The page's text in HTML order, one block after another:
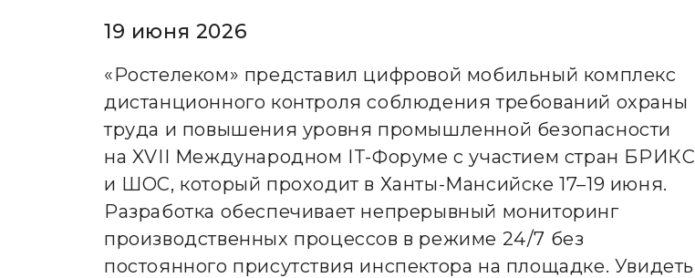
19 июня 2026
«Ростелеком» представил цифровой мобильный комплекс
дистанционного контроля соблюдения требований охраны
труда и повышения уровня промышленной безопасности
на XVII Международном IT-Форуме с участием стран БРИКС
и ШОС, который проходит в Ханты-Мансийске 17–19 июня.
Разработка обеспечивает непрерывный мониторинг
производственных процессов в режиме 24/7 без
постоянного присутствия инспектора на площадке. Увидеть